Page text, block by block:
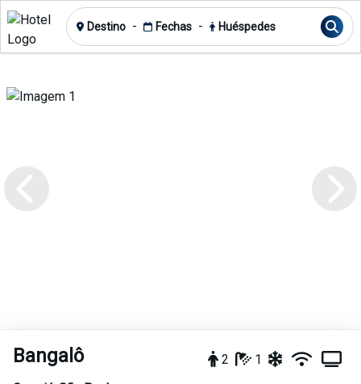
Destino - Fechas - Huéspedes
Bangalô 2
1